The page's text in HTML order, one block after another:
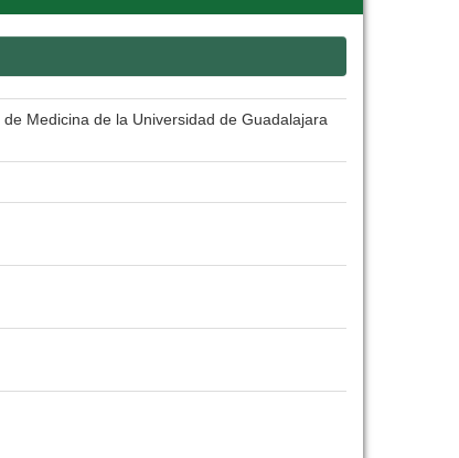
Medicina de la Universidad de Guadalajara